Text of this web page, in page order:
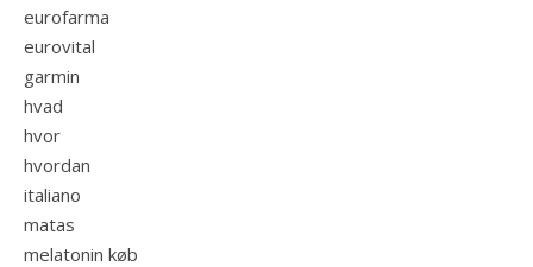
eurofarma
eurovital
garmin
hvad
hvor
hvordan
italiano
matas
melatonin køb